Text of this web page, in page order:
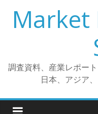
Market
調査資料、産業レポー
日本、アジア